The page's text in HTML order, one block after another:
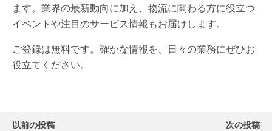
ます。業界の最新動向に加え、物流に関わる方に役立つ
イベントや注目のサービス情報もお届けします。
ご登録は無料です。確かな情報を、日々の業務にぜひお
役立てください。
以前の投稿 次の投稿